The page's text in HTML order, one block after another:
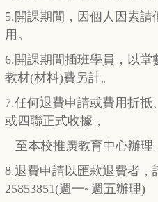
5.開課期間，因個人因素
用。
6.開課期間插班學員，以堂
教材(材料)費另計。
7.任何退費申請或費用折
或四聯正式收據，
至本校推廣教育中心辦理
8.退費申請以匯款退費者，
25853851(週一~週五辦理)